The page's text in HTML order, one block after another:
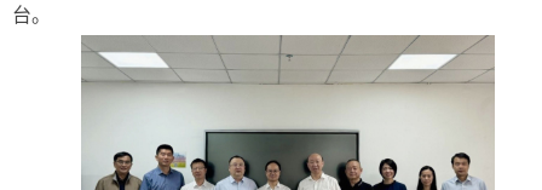
台。